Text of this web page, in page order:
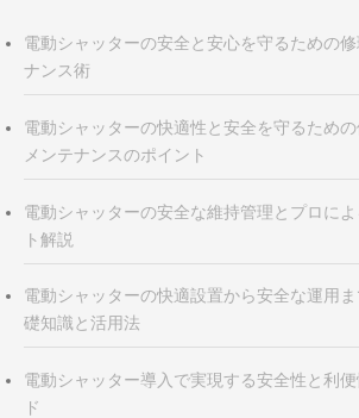
電動シャッターの安全と安心を守るための
ナンス術
電動シャッターの快適性と安全を守るため
メンテナンスのポイント
電動シャッターの安全な維持管理とプロに
ト解説
電動シャッターの快適設置から安全な運用
礎知識と活用法
電動シャッター導入で実現する安全性と利
ド